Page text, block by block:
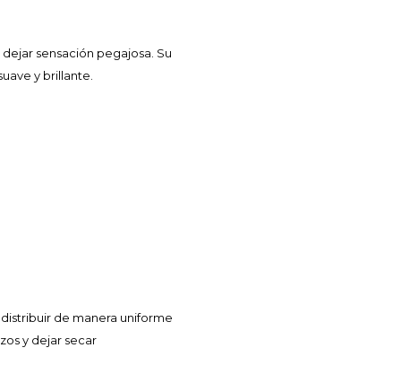
sensación pegajosa. Su
y brillante.
de manera uniforme
y dejar secar